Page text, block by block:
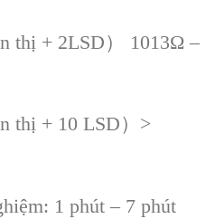
thị + 2LSD） 1013Ω –
thị + 10 LSD）>
1 phút – 7 phút